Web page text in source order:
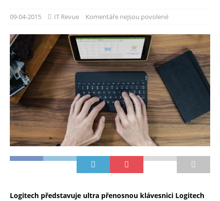
09-04-2015 IT Revue Komentáře nejsou povolené
Logitech představuje ultra přenosnou klávesnici Logitech